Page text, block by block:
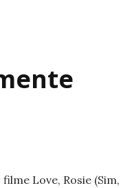
da Broadway, que
Hugo. A história
Valjean (Hugh
vida e se redimir. Ao
Love, Rosie (Sim,